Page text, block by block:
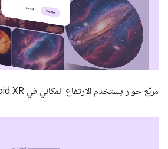
مربّع حوار يستخدم الارتفاع المكاني في Android XR